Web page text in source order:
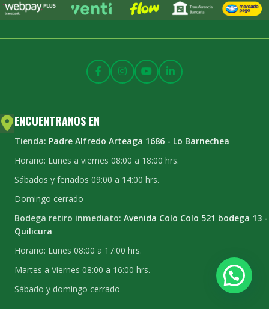
ENCUENTRANOS EN
Tienda: Padre Alfredo Arteaga 1686 - Lo Barnechea
Horario: Lunes a viernes 08:00 a 18:00 hrs.
Sábados y feriados 09:00 a 14:00 hrs.
Domingo cerrado
Bodega retiro inmediato: Avenida Colo Colo 521 bodega 13 -
Quilicura
Horario: Lunes 08:00 a 17:00 hrs.
Martes a Viernes 08:00 a 16:00 hrs.
Sábado y domingo cerrado